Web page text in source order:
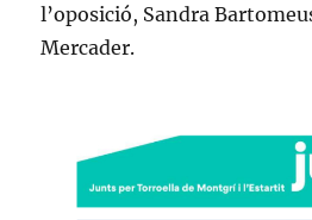
l’oposició, Sandra
Mercader.